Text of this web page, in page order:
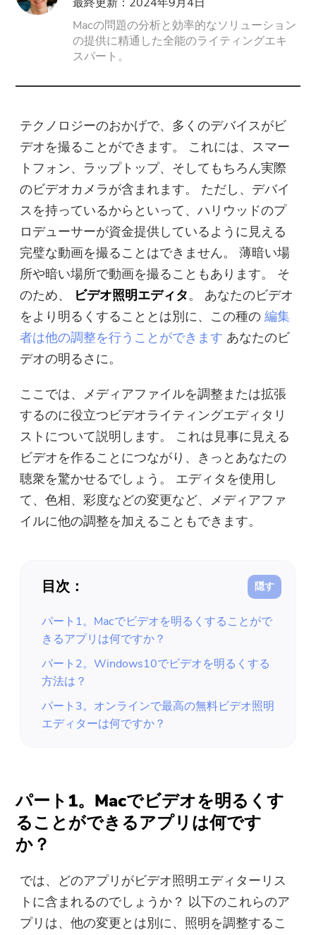
PDFコンプレッサー
オンラインツール
無料動画エディタ
無料写真コンプレッサー
無料PDFコンプレッサー
Macの問題の分析と効率的なソリューション
の提供に精通した全能のライティングエキ
スパート。
テクノロジーのおかげで、多くのデバイスがビ
デオを撮ることができます。 これには、スマー
トフォン、ラップトップ、そしてもちろん実際
のビデオカメラが含まれます。 ただし、デバイ
スを持っているからといって、ハリウッドのプ
ロデューサーが資金提供しているように見える
完璧な動画を撮ることはできません。 薄暗い場
所や暗い場所で動画を撮ることもあります。 そ
のため、
ビデオ照明エディタ。 あなたのビデオ
をより明るくすることとは別に、この種の編集
者は他の調整を行うことができます あなたのビ
デオの明るさに。
ここでは、メディアファイルを調整または拡張
するのに役立つビデオライティングエディタリ
ストについて説明します。 これは見事に見える
ビデオを作ることにつながり、きっとあなたの
聴衆を驚かせるでしょう。 エディタを使用し
て、色相、彩度などの変更など、メディアファ
イルに他の調整を加えることもできます。
目次：
パート1。Macでビデオを明るくすることがで
きるアプリは何ですか？
パート2。Windows10でビデオを明るくする
方法は？
パート3。オンラインで最高の無料ビデオ照明
エディターは何ですか？
パート1。Macでビデオを明るくす
ることができるアプリは何です
か？
では、どのアプリがビデオ照明エディターリス
トに含まれるのでしょうか？ 以下のこれらのア
プリは、他の変更とは別に、照明を調整するこ